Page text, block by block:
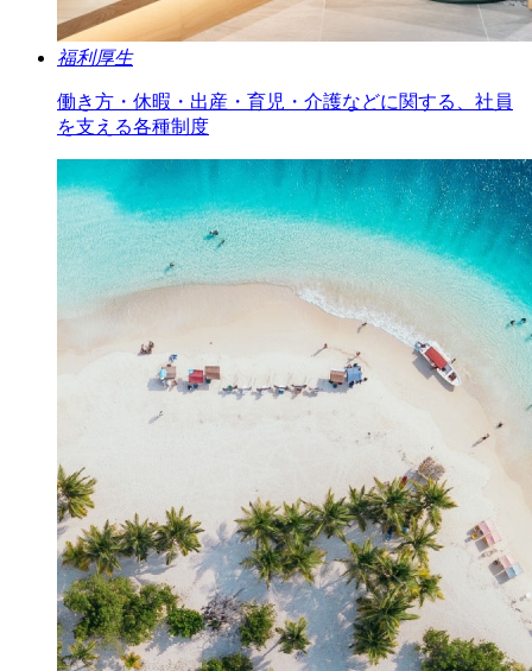
福利厚生
働き方・休暇・出産・育児・介護などに関する、社員
を支える各種制度